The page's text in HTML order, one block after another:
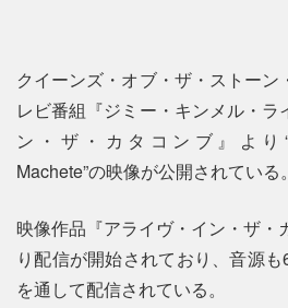
クイーンズ・オブ・ザ・ストー
レビ番組『ジミー・キンメル・ラ
ン・ザ・カタコンブ』より
Machete”の映像が公開されている。
映像作品『アライヴ・イン・ザ・
り配信が開始されており、音源
を通して配信されている。